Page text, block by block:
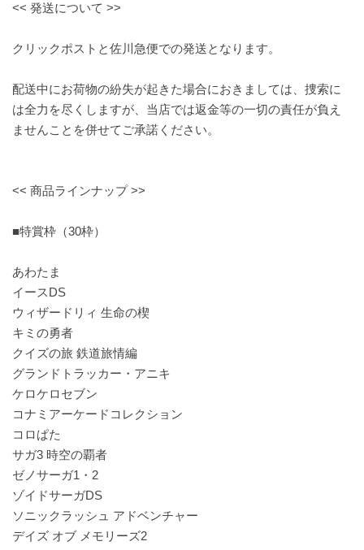
<< 発送について >>
クリックポストと佐川急便での発送となります。
配送中にお荷物の紛失が起きた場合におきましては、捜索に
は全力を尽くしますが、当店では返金等の一切の責任が負え
ませんことを併せてご承諾ください。
<< 商品ラインナップ >>
■特賞枠（30枠）
あわたま
イースDS
ウィザードリィ 生命の楔
キミの勇者
クイズの旅 鉄道旅情編
グランドトラッカー・アニキ
ケロケロセブン
コナミアーケードコレクション
コロぱた
サガ3 時空の覇者
ゼノサーガ1・2
ゾイドサーガDS
ソニックラッシュ アドベンチャー
デイズ オブ メモリーズ2